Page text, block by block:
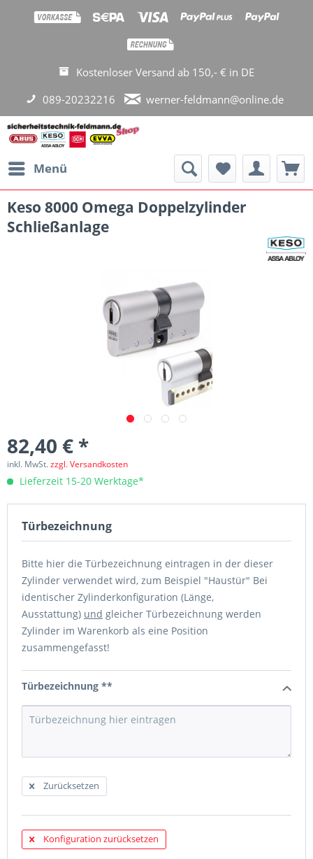
Kostenloser Versand ab 150,- € in DE
089-20232216
werner-feldmann@online.de
Menü
Keso 8000 Omega Doppelzylinder
Schließanlage
82,40 € *
inkl. MwSt.zzgl. Versandkosten
Lieferzeit 15-20 Werktage*
Türbezeichnung
Bitte hier die Türbezeichnung eintragen in der dieser
Zylinder verwendet wird, zum Beispiel "Haustür" Bei
identischer Zylinderkonfiguration (Länge,
Ausstattung) und gleicher Türbezeichnung werden
Zylinder im Warenkorb als eine Position
zusammengefasst!
Türbezeichnung **
Zurücksetzen
Konfiguration zurücksetzen